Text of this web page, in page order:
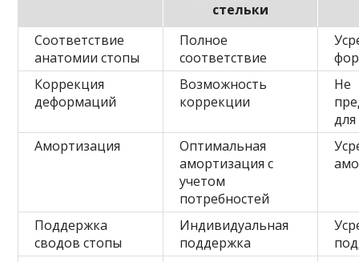
стельки
Соответствие
анатомии стопы
Полное
соответствие
Коррекция
деформаций
Возможность
коррекции
Не
Амортизация
Оптимальная
амортизация с
учетом
потребностей
Поддержка
сводов стопы
Индивидуальная
поддержка